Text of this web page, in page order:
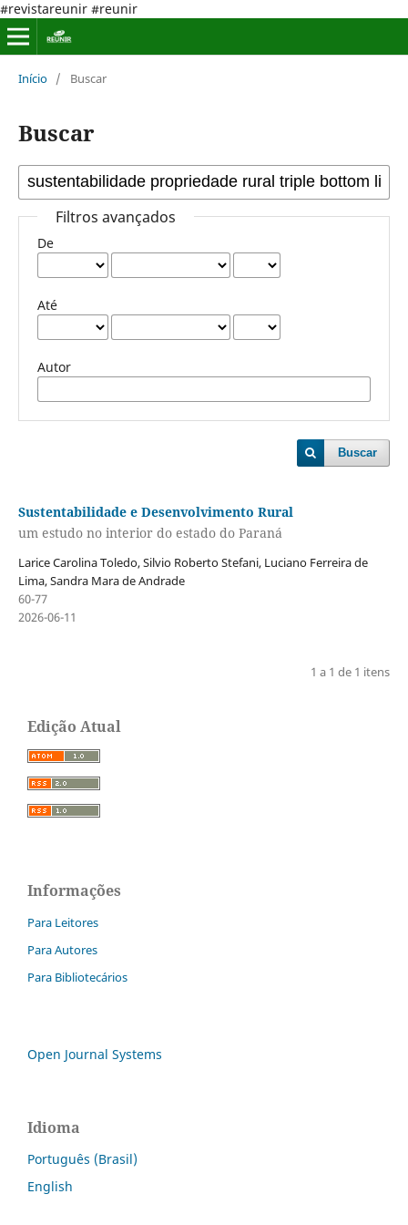
#revistareunir #reunir
Início / Buscar
Buscar
Filtros avançados
De
Até
Autor
Buscar
Sustentabilidade e Desenvolvimento Rural
um estudo no interior do estado do Paraná
Larice Carolina Toledo, Silvio Roberto Stefani, Luciano Ferreira de
Lima, Sandra Mara de Andrade
60-77
2026-06-11
1 a 1 de 1 itens
Edição Atual
Informações
Para Leitores
Para Autores
Para Bibliotecários
Open Journal Systems
Idioma
Português (Brasil)
English